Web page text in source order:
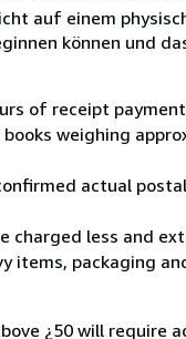
auf einem
können und
of receipt
weighing
actual
charged less and
items, packaging
¿50 will require